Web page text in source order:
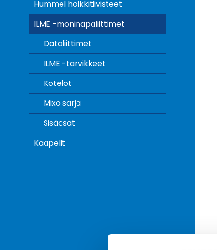
Hummel holkkitiivisteet
ILME -moninapaliittimet
Dataliittimet
ILME -tarvikkeet
Kotelot
Mixo sarja
Sisäosat
Kaapelit